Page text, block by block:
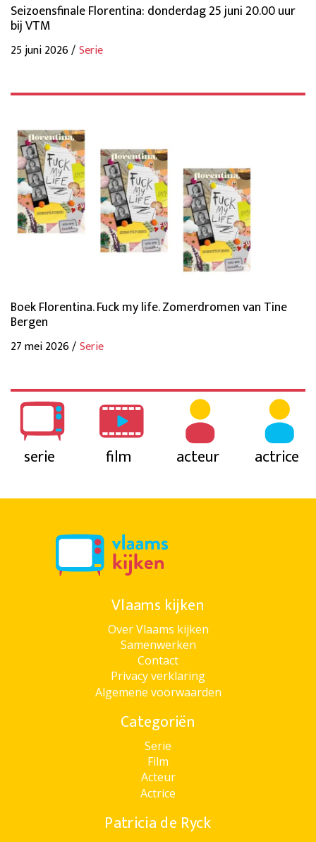
Seizoensfinale Florentina: donderdag 25 juni 20.00 uur
bij VTM
25 juni 2026 /Serie
Boek Florentina. Fuck my life. Zomerdromen van Tine
Bergen
27 mei 2026 /Serie
serie film acteur actrice
Vlaams kijken
Over Vlaams kijken
Samenwerken
Contact
Privacy verklaring
Algemene voorwaarden
Categoriën
Serie
Film
Acteur
Actrice
Patricia de Ryck